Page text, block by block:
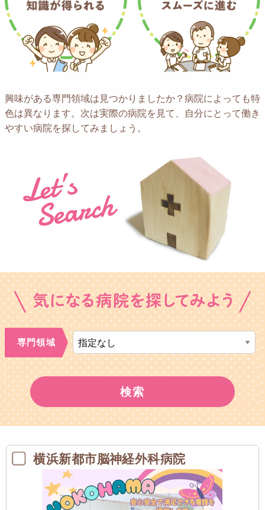
興味がある専門領域は見つかりましたか？ 病院によっても特
色は異なります。 次は実際の病院を見て、自分にとって働き
やすい病院を探してみましょう。
専門領域
検索
横浜新都市脳神経外科病院